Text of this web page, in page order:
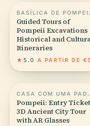
BASÍLICA DE
Guided Tours of
Pompeii Excavations
Historical and
Itineraries
★ 5.0 A PARTIR DE
CASA
Pompeii: Entry
3D Ancient City Tour
with AR Glasses